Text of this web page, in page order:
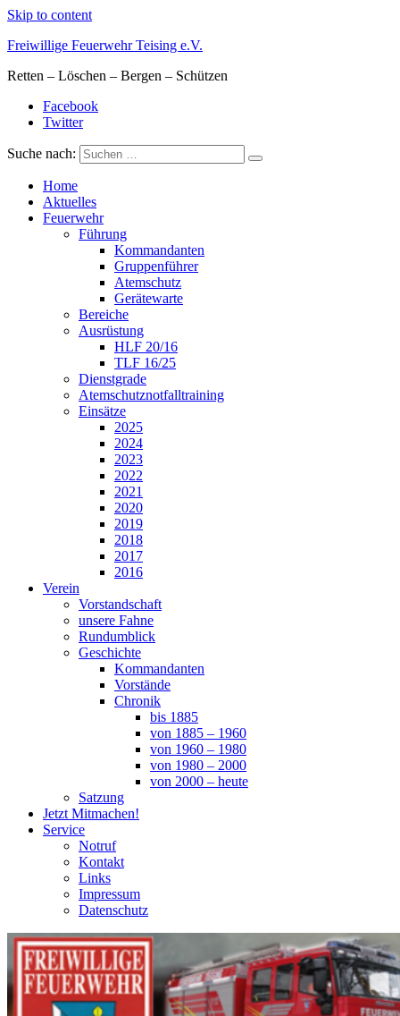
Skip to content
Freiwillige Feuerwehr Teising e.V.
Retten – Löschen – Bergen – Schützen
Facebook
Twitter
Suche nach:
Home
Aktuelles
Feuerwehr
Führung
Kommandanten
Gruppenführer
Atemschutz
Gerätewarte
Bereiche
Ausrüstung
HLF 20/16
TLF 16/25
Dienstgrade
Atemschutznotfalltraining
Einsätze
2025
2024
2023
2022
2021
2020
2019
2018
2017
2016
Verein
Vorstandschaft
unsere Fahne
Rundumblick
Geschichte
Kommandanten
Vorstände
Chronik
bis 1885
von 1885 – 1960
von 1960 – 1980
von 1980 – 2000
von 2000 – heute
Satzung
Jetzt Mitmachen!
Service
Notruf
Kontakt
Links
Impressum
Datenschutz